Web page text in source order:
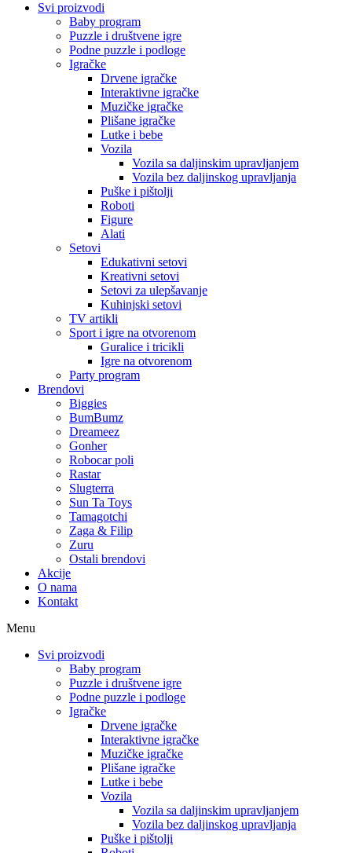
Svi proizvodi
Baby program
Puzzle i društvene igre
Podne puzzle i podloge
Igračke
Drvene igračke
Interaktivne igračke
Muzičke igračke
Plišane igračke
Lutke i bebe
Vozila
Vozila sa daljinskim upravljanjem
Vozila bez daljinskog upravljanja
Puške i pištolji
Roboti
Figure
Alati
Setovi
Edukativni setovi
Kreativni setovi
Setovi za ulepšavanje
Kuhinjski setovi
TV artikli
Sport i igre na otvorenom
Guralice i tricikli
Igre na otvorenom
Party program
Brendovi
Biggies
BumBumz
Dreameez
Gonher
Robocar poli
Rastar
Slugterra
Sun Ta Toys
Tamagotchi
Zaga & Filip
Zuru
Ostali brendovi
Akcije
O nama
Kontakt
Menu
Svi proizvodi
Baby program
Puzzle i društvene igre
Podne puzzle i podloge
Igračke
Drvene igračke
Interaktivne igračke
Muzičke igračke
Plišane igračke
Lutke i bebe
Vozila
Vozila sa daljinskim upravljanjem
Vozila bez daljinskog upravljanja
Puške i pištolji